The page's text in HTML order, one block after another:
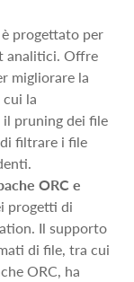
progettato per
analitici. Offre
migliorare la
cui la
il pruning dei file
filtrare i file
ORC e
progetti di
Il supporto
di file, tra cui
ORC, ha